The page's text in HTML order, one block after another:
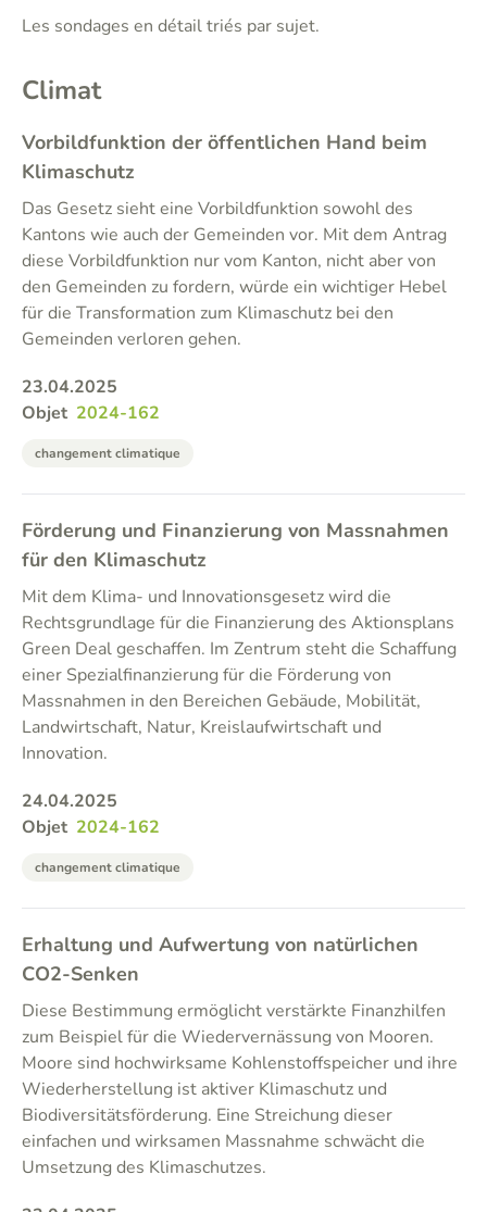
Les sondages en détail triés par sujet.
Climat
Vorbildfunktion der öffentlichen Hand beim
Klimaschutz
Das Gesetz sieht eine Vorbildfunktion sowohl des
Kantons wie auch der Gemeinden vor. Mit dem Antrag
diese Vorbildfunktion nur vom Kanton, nicht aber von
den Gemeinden zu fordern, würde ein wichtiger Hebel
für die Transformation zum Klimaschutz bei den
Gemeinden verloren gehen.
23.04.2025
Objet 2024-162
changement climatique
Förderung und Finanzierung von Massnahmen
für den Klimaschutz
Mit dem Klima- und Innovationsgesetz wird die
Rechtsgrundlage für die Finanzierung des Aktionsplans
Green Deal geschaffen. Im Zentrum steht die Schaffung
einer Spezialfinanzierung für die Förderung von
Massnahmen in den Bereichen Gebäude, Mobilität,
Landwirtschaft, Natur, Kreislaufwirtschaft und
Innovation.
24.04.2025
Objet 2024-162
changement climatique
Erhaltung und Aufwertung von natürlichen
CO2-Senken
Diese Bestimmung ermöglicht verstärkte Finanzhilfen
zum Beispiel für die Wiedervernässung von Mooren.
Moore sind hochwirksame Kohlenstoffspeicher und ihre
Wiederherstellung ist aktiver Klimaschutz und
Biodiversitätsförderung. Eine Streichung dieser
einfachen und wirksamen Massnahme schwächt die
Umsetzung des Klimaschutzes.